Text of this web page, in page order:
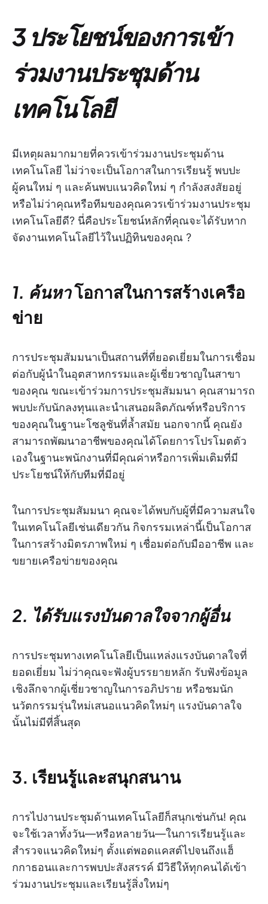
3 ประโยชน์ของการเข้า
ร่วมงานประชุมด้าน
เทคโนโลยี
มีเหตุผลมากมายที่ควรเข้าร่วมงานประชุมด้าน
เทคโนโลยี ไม่ว่าจะเป็นโอกาสในการเรียนรู้ พบปะ
ผู้คนใหม่ ๆ และค้นพบแนวคิดใหม่ ๆ กำลังสงสัยอยู่
หรือไม่ว่าคุณหรือทีมของคุณควรเข้าร่วมงานประชุม
เทคโนโลยีดี? นี่คือประโยชน์หลักที่คุณจะได้รับหาก
จัดงานเทคโนโลยีไว้ในปฏิทินของคุณ ?️
1. ค้นหาโอกาสในการสร้างเครือ
ข่าย
การประชุมสัมมนาเป็นสถานที่ที่ยอดเยี่ยมในการเชื่อม
ต่อกับผู้นำในอุตสาหกรรมและผู้เชี่ยวชาญในสาขา
ของคุณ ขณะเข้าร่วมการประชุมสัมมนา คุณสามารถ
พบปะกับนักลงทุนและนำเสนอผลิตภัณฑ์หรือบริการ
ของคุณในฐานะโซลูชันที่ล้ำสมัย นอกจากนี้ คุณยัง
สามารถพัฒนาอาชีพของคุณได้โดยการโปรโมตตัว
เองในฐานะพนักงานที่มีคุณค่าหรือการเพิ่มเติมที่มี
ประโยชน์ให้กับทีมที่มีอยู่
ในการประชุมสัมมนา คุณจะได้พบกับผู้ที่มีความสนใจ
ในเทคโนโลยีเช่นเดียวกัน กิจกรรมเหล่านี้เป็นโอกาส
ในการสร้างมิตรภาพใหม่ ๆ เชื่อมต่อกับมืออาชีพ และ
ขยายเครือข่ายของคุณ
2. ได้รับแรงบันดาลใจจากผู้อื่น
การประชุมทางเทคโนโลยีเป็นแหล่งแรงบันดาลใจที่
ยอดเยี่ยม ไม่ว่าคุณจะฟังผู้บรรยายหลัก รับฟังข้อมูล
เชิงลึกจากผู้เชี่ยวชาญในการอภิปราย หรือชมนัก
นวัตกรรมรุ่นใหม่เสนอแนวคิดใหม่ๆ แรงบันดาลใจ
นั้นไม่มีที่สิ้นสุด
3. เรียนรู้และสนุกสนาน
การไปงานประชุมด้านเทคโนโลยีก็สนุกเช่นกัน! คุณ
จะใช้เวลาทั้งวัน—หรือหลายวัน—ในการเรียนรู้และ
สำรวจแนวคิดใหม่ๆ ตั้งแต่พอดแคสต์ไปจนถึงแฮ็
กกาธอนและการพบปะสังสรรค์ มีวิธีให้ทุกคนได้เข้า
ร่วมงานประชุมและเรียนรู้สิ่งใหม่ๆ